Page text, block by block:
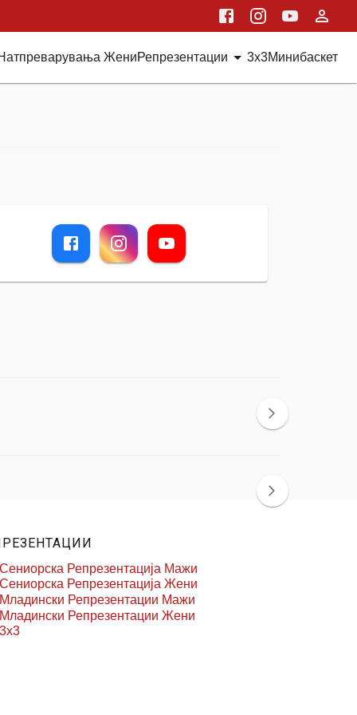
ЖениРепрезентации 3x3Минибаскет
Сениорска Репрезентација Мажи
Сениорска Репрезентација Жени
Младински Репрезентации Мажи
Младински Репрезентации Жени
3x3